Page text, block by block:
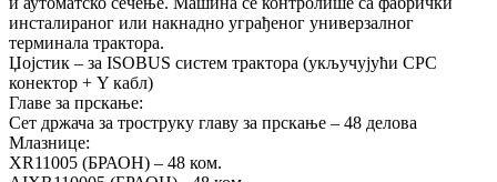
инсталираног или накнадно уграђеног универзалног
терминала трактора.
Џојстик – за ISOBUS систем трактора (укључујући CPC
конектор + Y кабл)
Главе за прскање:
Сет држача за троструку главу за прскање – 48 делова
Млазнице:
XR11005 (БРАОН) – 48 ком.